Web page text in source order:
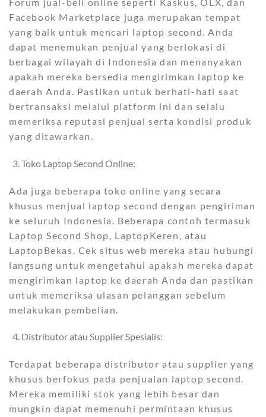
Facebook Marketplace juga merupakan tempat
yang baik untuk mencari laptop second. Anda
dapat menemukan penjual yang berlokasi di
berbagai wilayah di Indonesia dan menanyakan
apakah mereka bersedia mengirimkan laptop ke
daerah Anda. Pastikan untuk berhati-hati saat
bertransaksi melalui platform ini dan selalu
memeriksa reputasi penjual serta kondisi produk
yang ditawarkan.
Toko Laptop Second Online:
Ada juga beberapa toko online yang secara
khusus menjual laptop second dengan pengiriman
ke seluruh Indonesia. Beberapa contoh termasuk
Laptop Second Shop, LaptopKeren, atau
LaptopBekas. Cek situs web mereka atau hubungi
langsung untuk mengetahui apakah mereka dapat
mengirimkan laptop ke daerah Anda dan pastikan
untuk memeriksa ulasan pelanggan sebelum
melakukan pembelian.
Distributor atau Supplier Spesialis:
Terdapat beberapa distributor atau supplier yang
khusus berfokus pada penjualan laptop second.
Mereka memiliki stok yang lebih besar dan
mungkin dapat memenuhi permintaan khusus